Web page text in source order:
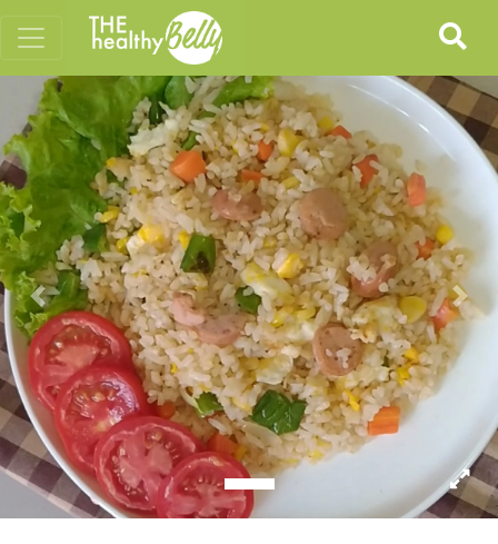
Previous Next